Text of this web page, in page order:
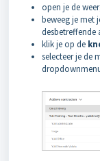
open je de
beweeg je met
klik je op de
selecteer je de